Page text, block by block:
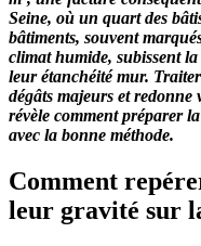
Seine, où un quart des
bâtiments, souvent
climat humide, subissent
leur étanchéité mur.
dégâts majeurs et
révèle comment préparer
avec la bonne méthode.
Comment
leur gravité sur